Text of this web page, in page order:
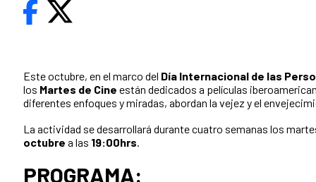
Este octubre, en el marco del Día Internacional de las
los Martes de Cine están dedicados a películas
diferentes enfoques y miradas, abordan la vejez y el
La actividad se desarrollará durante cuatro semanas los
octubre a las 19:00hrs
PROGRAMA: